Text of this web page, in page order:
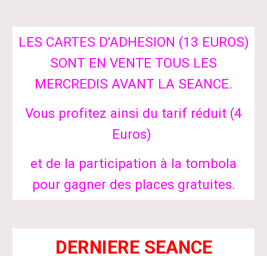
LES CARTES D'ADHESION (13 EUROS)
SONT EN VENTE TOUS LES
MERCREDIS AVANT LA SEANCE.
Vous profitez ainsi du tarif réduit (4
Euros)
et de la participation à la tombola
pour gagner des places gratuites.
DERNIERE SEANCE